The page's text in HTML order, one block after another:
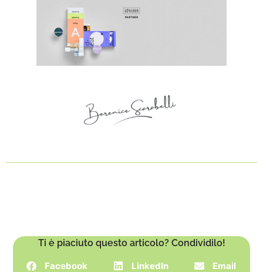
Ti è piaciuto questo articolo? Condividilo!
Facebook LinkedIn Email